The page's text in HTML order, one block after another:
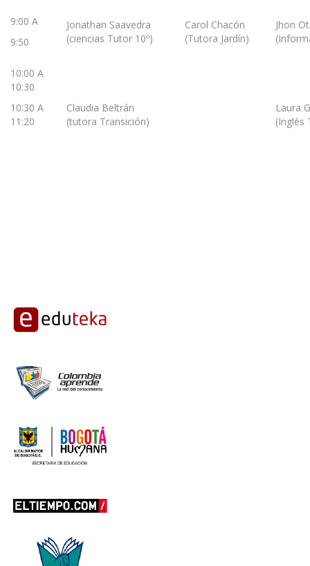
9:00 A
9:50
Jonathan Saavedra
(ciencias Tutor 10º)
Carol Chacón
(Tutora Jardín)
Jhon
10:00 A
10:30
10:30 A
11:20
Claudia Beltrán
(tutora Transición)
Laura
(Inglés